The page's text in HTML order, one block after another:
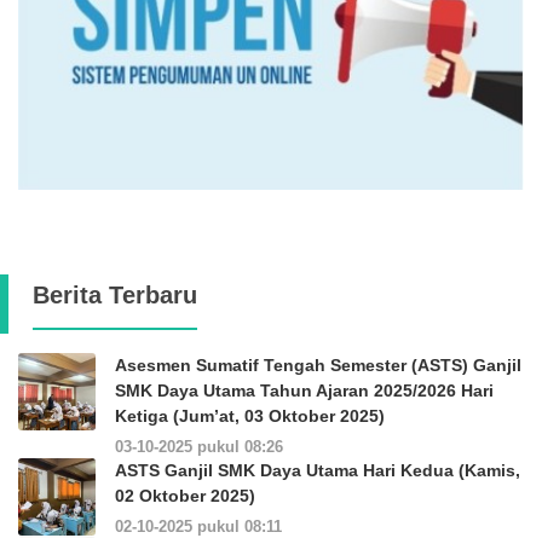
Berita Terbaru
Asesmen Sumatif Tengah Semester (ASTS) Ganjil
SMK Daya Utama Tahun Ajaran 2025/2026 Hari
Ketiga (Jum’at, 03 Oktober 2025)
03-10-2025 pukul 08:26
ASTS Ganjil SMK Daya Utama Hari Kedua (Kamis,
02 Oktober 2025)
02-10-2025 pukul 08:11